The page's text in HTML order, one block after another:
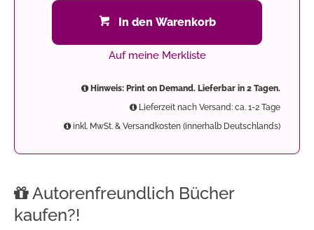
In den Warenkorb
Auf meine Merkliste
Hinweis: Print on Demand. Lieferbar in 2 Tagen.
Lieferzeit nach Versand: ca. 1-2 Tage
inkl. MwSt. & Versandkosten (innerhalb Deutschlands)
Autorenfreundlich Bücher
kaufen?!